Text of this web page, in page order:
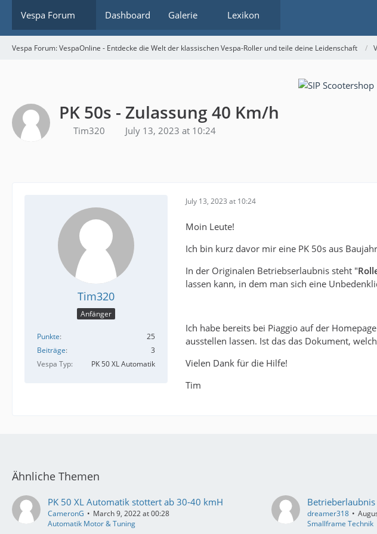
Vespa Forum Dashboard Galerie Lexikon
Vespa Forum: VespaOnline - Entdecke die Welt der klassischen Vespa-Roller und teile deine Leidenschaft
PK 50s - Zulassung 40 Km/h
Tim320 July 13, 2023 at 10:24
Tim320
Anfänger
Punkte
25
Beiträge
3
Vespa Typ
PK 50 XL Automatik
July 13, 2023 at 10:24
Moin Leute!
Ich bin kurz davor mir eine PK 50s aus
In der Originalen Betriebserlaubnis steht "
lassen kann, in dem man sich eine
Ich habe bereits bei Piaggio auf der
ausstellen lassen. Ist das das Dokument,
Vielen Dank für die Hilfe!
Tim
Ähnliche Themen
PK 50 XL Automatik stottert ab 30-40 kmH
CameronG
March 9, 2022 at 00:28
Automatik Motor & Tuning
dreamer318
Smallframe Technik